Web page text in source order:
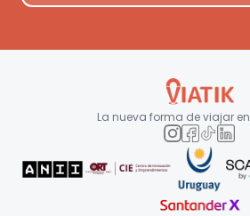
La nueva forma de viajar en